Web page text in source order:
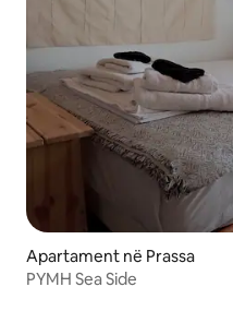
Apartament në Prassa
ΡΥΜΗ Sea Side